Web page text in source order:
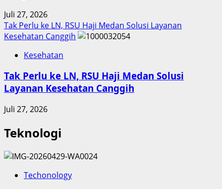
Juli 27, 2026
Tak Perlu ke LN, RSU Haji Medan Solusi Layanan
Kesehatan Canggih
Kesehatan
Tak Perlu ke LN, RSU Haji Medan Solusi
Layanan Kesehatan Canggih
Juli 27, 2026
Teknologi
Techonology